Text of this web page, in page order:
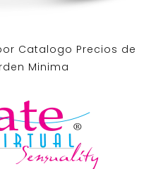
Catalogo Precios de
Minima